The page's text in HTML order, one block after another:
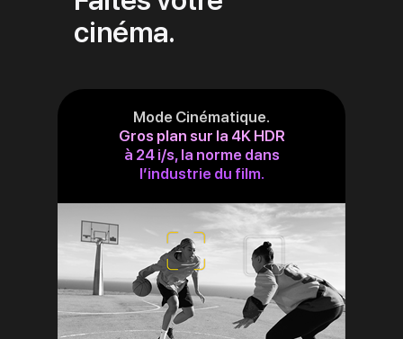
cinéma.
Mode Cinématique.
Gros plan sur la 4K HDR
à 24 i/s, la norme dans
l’industrie du film.